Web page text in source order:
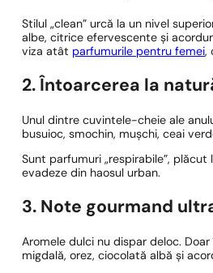
Stilul „clean” urcă la un nivel
albe, citrice efervescente și
viza atât parfumurile pentru femei,
2. Întoarcerea la
Unul dintre cuvintele-cheie ale
busuioc, smochin, mușchi, ceai
Sunt parfumuri „respirabile”,
evadeze din haosul urban.
3. Note gourmand
Aromele dulci nu dispar deloc.
migdală, orez, ciocolată albă și